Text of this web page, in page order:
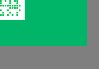
香體驗。